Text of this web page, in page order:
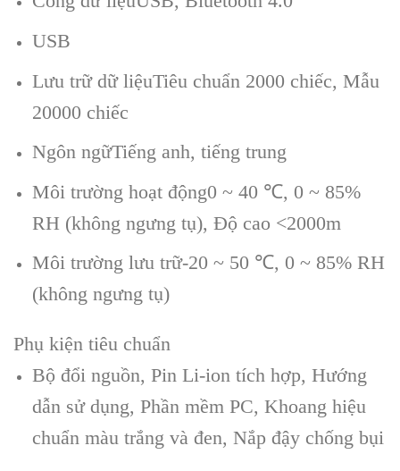
USB
Lưu trữ dữ liệuTiêu chuẩn 2000 chiếc, Mẫu
20000 chiếc
Ngôn ngữTiếng anh, tiếng trung
Môi trường hoạt động0 ~ 40 ℃, 0 ~ 85%
RH (không ngưng tụ), Độ cao <2000m
Môi trường lưu trữ-20 ~ 50 ℃, 0 ~ 85% RH
(không ngưng tụ)
Phụ kiện tiêu chuẩn
Bộ đổi nguồn, Pin Li-ion tích hợp, Hướng
dẫn sử dụng, Phần mềm PC, Khoang hiệu
chuẩn màu trắng và đen, Nắp đậy chống bụi